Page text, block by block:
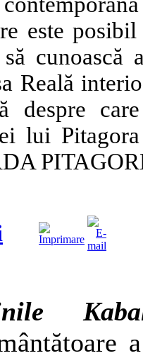
este
cunoască
Reală
despre
lui